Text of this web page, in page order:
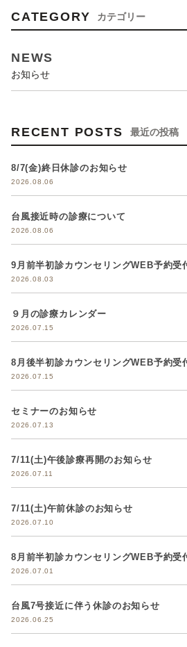
CATEGORY カテゴリー
NEWS
お知らせ
RECENT POSTS 最近の投稿
8/7(金)終日休診のお知らせ
2026.08.06
台風接近時の診療について
2026.08.06
9月前半初診カウンセリングWEB予約受
2026.08.03
９月の診療カレンダー
2026.07.15
8月後半初診カウンセリングWEB予約受
2026.07.15
セミナーのお知らせ
2026.07.13
7/11(土)午後診療再開のお知らせ
2026.07.11
7/11(土)午前休診のお知らせ
2026.07.10
8月前半初診カウンセリングWEB予約受
2026.07.01
台風7号接近に伴う休診のお知らせ
2026.06.25